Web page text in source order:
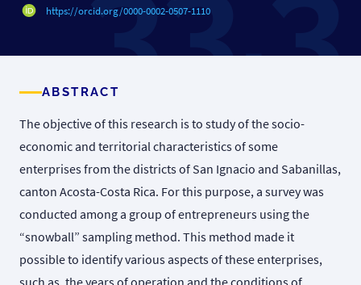
https://orcid.org/0000-0002-0507-1110
ABSTRACT
The objective of this research is to study of the socio-
economic and territorial characteristics of some
enterprises from the districts of San Ignacio and Sabanillas,
canton Acosta-Costa Rica. For this purpose, a survey was
conducted among a group of entrepreneurs using the
“snowball” sampling method. This method made it
possible to identify various aspects of these enterprises,